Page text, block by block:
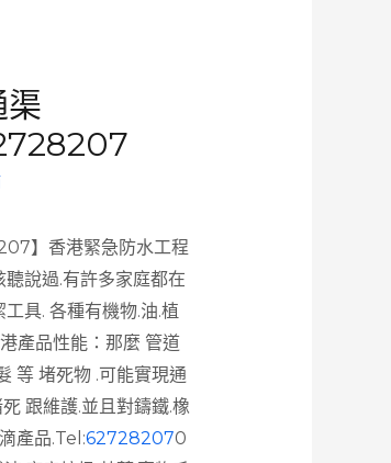
】香港緊急防水工程
聽說過.有許多家庭都在
具. 各種有機物.油.植
產品性能：那麼 管道
等 堵死物 .可能實現通
跟維護.並且對鑄鐵.橡
產品.Tel:627282070